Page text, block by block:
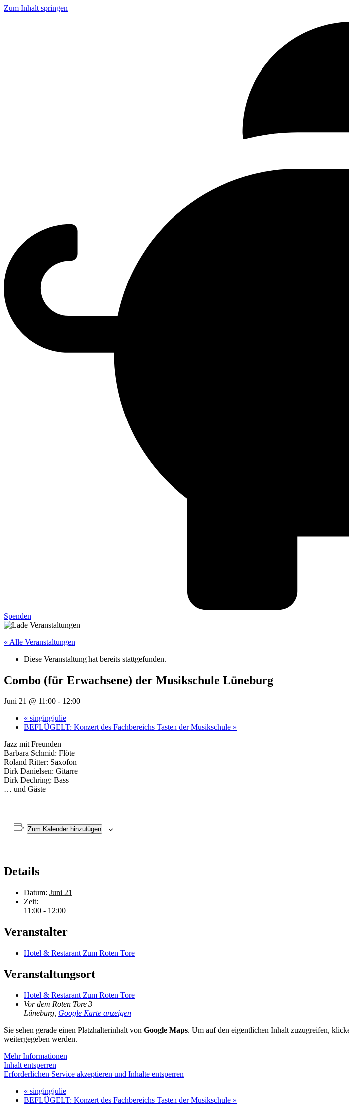
Zum Inhalt springen
Spenden
« Alle Veranstaltungen
Diese Veranstaltung hat bereits stattgefunden.
Combo (für Erwachsene) der Musikschule Lüneburg
Juni 21 @ 11:00 - 12:00
« singingjulie
BEFLÜGELT: Konzert des Fachbereichs Tasten der Musikschule »
Jazz mit Freunden
Barbara Schmid: Flöte
Roland Ritter: Saxofon
Dirk Danielsen: Gitarre
Dirk Dechring: Bass
… und Gäste
Zum Kalender hinzufügen
Details
Datum: Juni 21
Zeit:
11:00 - 12:00
Veranstalter
Hotel & Restarant Zum Roten Tore
Veranstaltungsort
Hotel & Restarant Zum Roten Tore
Vor dem Roten Tore 3
Lüneburg Google Karte anzeigen
Sie sehen gerade einen Platzhalterinhalt von Google Maps. Um auf den eigentlichen Inhalt zuzugreifen,
weitergegeben werden.
Mehr Informationen
Inhalt entsperren
Erforderlichen Service akzeptieren und Inhalte entsperren
« singingjulie
BEFLÜGELT: Konzert des Fachbereichs Tasten der Musikschule »